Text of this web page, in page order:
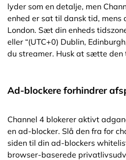
lyder som en detalje, men
enhed er sat til dansk tid, mens
London. Sæt din enheds
eller “(UTC+0) Dublin,
du streamer. Husk at sætte
Ad-blockere forhindrer
Channel 4 blokerer aktivt
en ad-blocker. Slå den fra for
siden til din ad-blockers
browser-baserede